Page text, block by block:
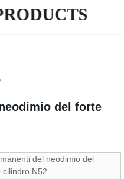
del forte
del neodimio del
cilindro N52